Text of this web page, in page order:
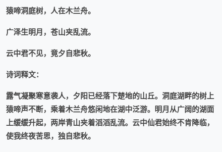
猿啼洞庭树，人在木兰舟。
广泽生明月，苍山夹乱流。
云中君不见，竟夕自悲秋。
诗词释文：
露气凝聚寒意袭人，夕阳已经落下楚地的山丘。 洞庭湖畔的树上
猿啼声不断，乘着木兰舟悠闲地在湖中泛游。 明月从广阔的湖面
上缓缓升起，两岸青山夹着滔滔乱流。 云中仙君始终不肯降临，
使我终夜苦思，独自悲秋。